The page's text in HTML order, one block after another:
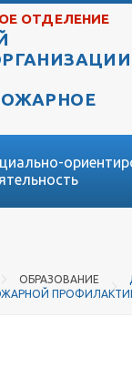
ОТДЕЛЕНИЕ
ОБРАЗОВАНИЕ